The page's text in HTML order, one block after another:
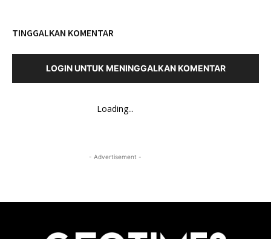
TINGGALKAN KOMENTAR
LOGIN UNTUK MENINGGALKAN KOMENTAR
Loading...
- Advertisement -